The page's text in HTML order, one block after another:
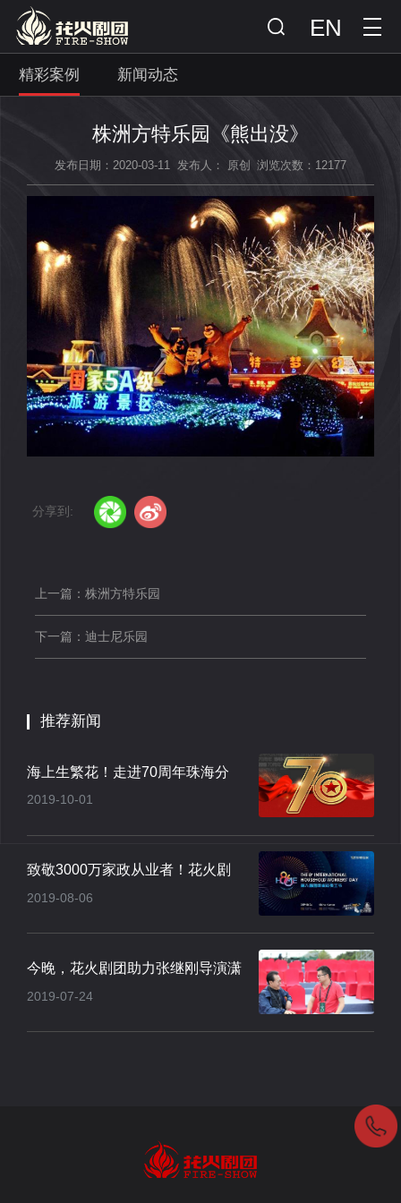
EN
精彩案例 新闻动态
株洲方特乐园《熊出没》
发布日期：2020-03-11 发布人： 原创 浏览次数：12177
分享到:
上一篇：株洲方特乐园
下一篇：迪士尼乐园
推荐新闻
海上生繁花！走进70周年珠海分
会场焰火晚会..
2019-10-01
致敬3000万家政从业者！花火剧
团点亮厦门集..
2019-08-06
今晚，花火剧团助力张继刚导演潇
河莲花湾·..
2019-07-24